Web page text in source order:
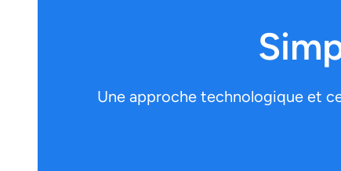
Une approche technologique et